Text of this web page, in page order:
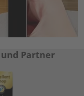
Partner